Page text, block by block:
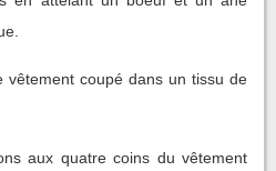
vêtement coupé dans un tissu de
aux quatre coins du vêtement